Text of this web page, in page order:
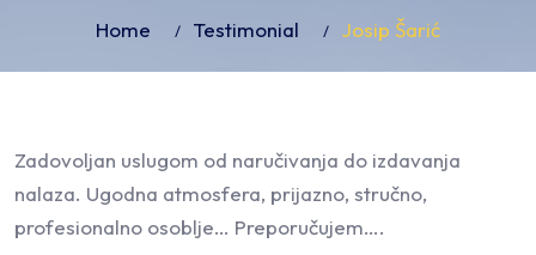
Home Testimonial Josip Šarić
Zadovoljan uslugom od naručivanja do izdavanja
nalaza. Ugodna atmosfera, prijazno, stručno,
profesionalno osoblje… Preporučujem….